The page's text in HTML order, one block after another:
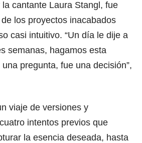
cantante Laura Stangl, fue
los proyectos inacabados
casi intuitivo. “Un día le dije a
semanas, hagamos esta
pregunta, fue una decisión”,
viaje de versiones y
intentos previos que
la esencia deseada, hasta